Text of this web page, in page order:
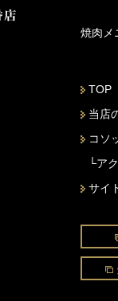
焼肉メ
TOP
当店
コソ
└ア
サイ